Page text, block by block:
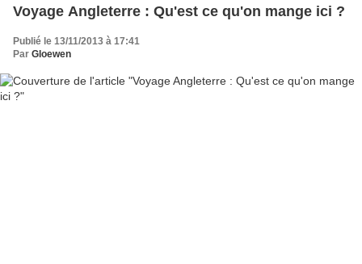
Voyage Angleterre : Qu'est ce qu'on mange ici ?
Publié le 13/11/2013 à 17:41
Par Gloewen